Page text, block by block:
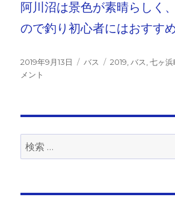
阿川沼は景色が素晴らしく
ので釣り初心者にはおすすめ
投
稿
2019年9月13日
カ
バス
タ
2019 バス ,七ヶ浜
メント
検
索: